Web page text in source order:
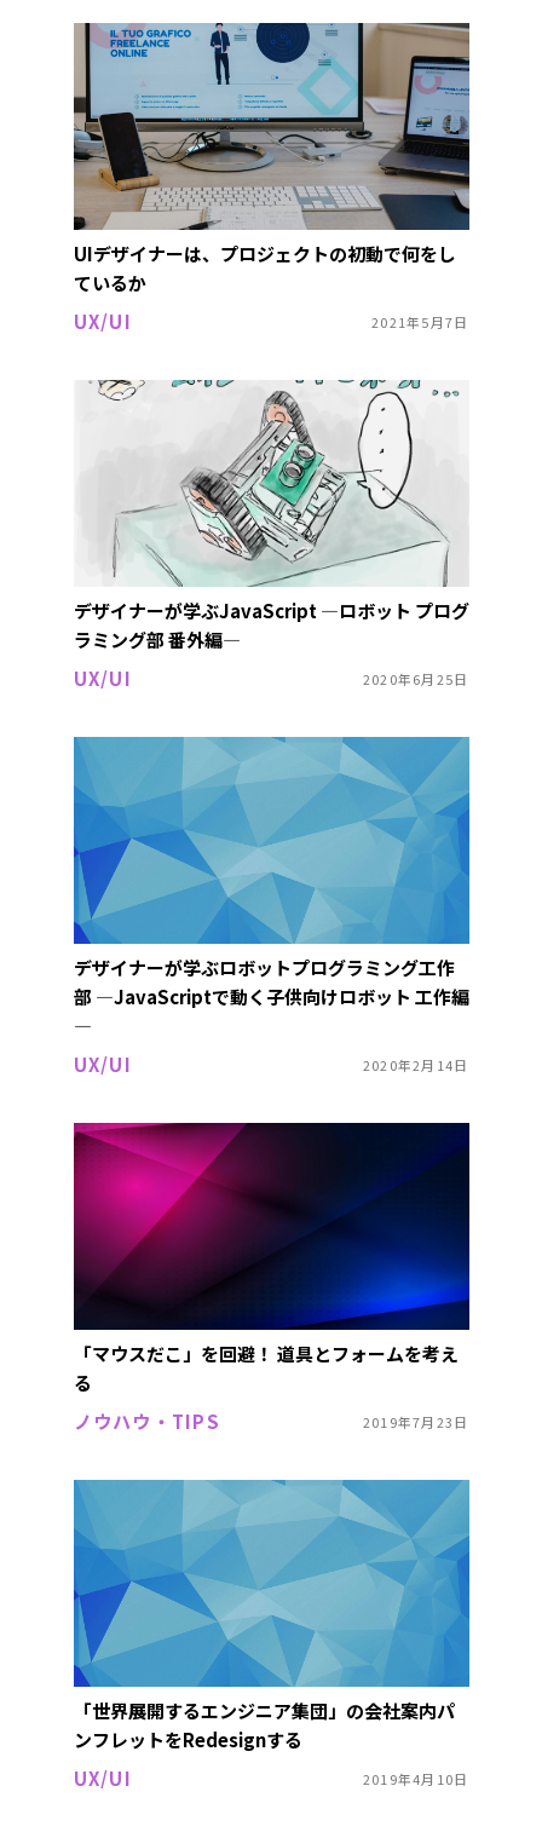
UIデザイナーは、プロジェクトの初動で何をし
ているか
UX/UI
2021年5月7日
デザイナーが学ぶJavaScript ―ロボット プログ
ラミング部 番外編―
UX/UI
2020年6月25日
デザイナーが学ぶロボットプログラミング工作
部 ―JavaScriptで動く子供向けロボット 工作編
―
UX/UI
2020年2月14日
「マウスだこ」を回避！ 道具とフォームを考え
る
ノウハウ・TIPS
2019年7月23日
「世界展開するエンジニア集団」の会社案内パ
ンフレットをRedesignする
UX/UI
2019年4月10日